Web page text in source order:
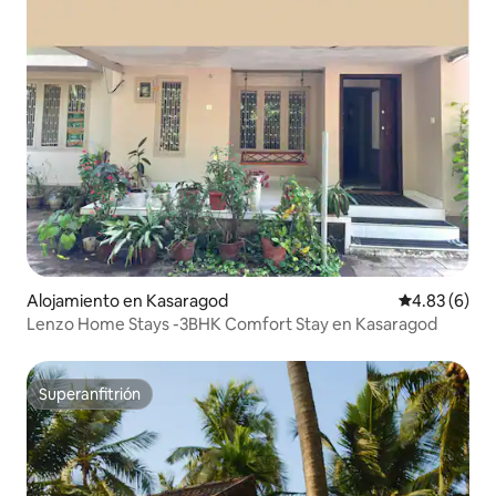
Alojamiento en Kasaragod Calificación
4.83 (6)
Lenzo Home Stays -3BHK Comfort Stay en Kasaragod
Superanfitrión
Superanfitrión